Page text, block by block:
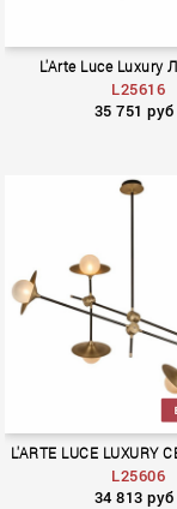
L'Arte Luce Luxury
L25616
35 751 руб
L'ARTE LUCE
L25606
34 813 руб